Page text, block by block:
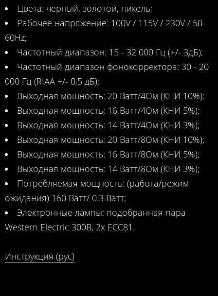
Цвета: черный, золотой, никель;
Рабочее напряжение: 100V / 115V / 230V / 50-
60Hz;
Частотный диапазон: 15 - 32 000 Гц (+/- 3дБ);
Частотный диапазон фонокорректора: 30 - 20
000 Гц (RIAA +/- 0,5 дБ);
Выходная мощность: 20 Ватт/4Ом (КНИ 10%);
Выходная мощность: 16 Ватт/4Ом (КНИ 5%);
Выходная мощность: 14 Ватт/4Ом (КНИ 3%);
Выходная мощность: 20 Ватт/8Ом (КНИ 10%);
Выходная мощность: 16 Ватт/8Ом (КНИ 5%);
Выходная мощность: 14 Ватт/8Ом (КНИ 3%);
Потребляемая мощность: (работа/режим
ожидания) 160 Ватт/ 0.3 Ватт;
Электронные лампы: подобранная пара
Western Electric 300B, 2x ECC81.
Инструкция (рус)